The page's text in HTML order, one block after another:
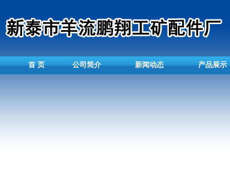
首 页 公司简介 新闻动态 产品展示